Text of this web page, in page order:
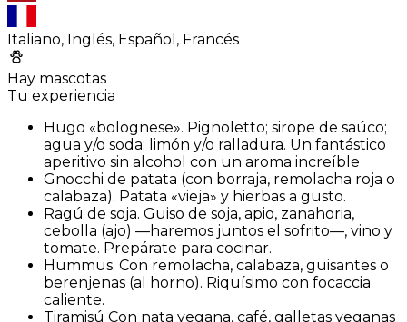
Italiano, Inglés, Español, Francés
Hay mascotas
Tu experiencia
Hugo «bolognese». Pignoletto; sirope de saúco;
agua y/o soda; limón y/o ralladura. Un fantástico
aperitivo sin alcohol con un aroma increíble
Gnocchi de patata (con borraja, remolacha roja o
calabaza). Patata «vieja» y hierbas a gusto.
Ragú de soja. Guiso de soja, apio, zanahoria,
cebolla (ajo) —haremos juntos el sofrito—, vino y
tomate. Prepárate para cocinar.
Hummus. Con remolacha, calabaza, guisantes o
berenjenas (al horno). Riquísimo con focaccia
caliente.
Tiramisú Con nata vegana, café, galletas veganas